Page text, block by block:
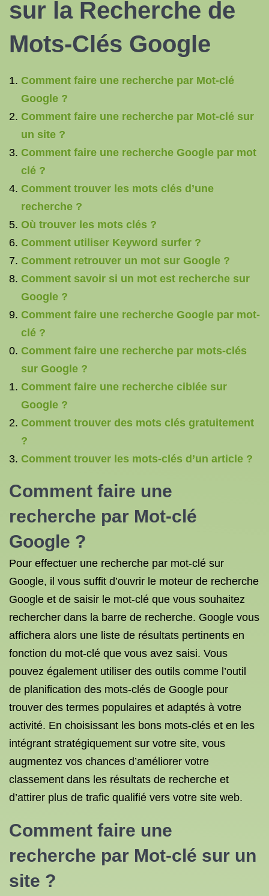
sur la Recherche de
Mots-Clés Google
Comment faire une recherche par Mot-clé
Google ?
Comment faire une recherche par Mot-clé sur
un site ?
Comment faire une recherche Google par mot
clé ?
Comment trouver les mots clés d’une
recherche ?
Où trouver les mots clés ?
Comment utiliser Keyword surfer ?
Comment retrouver un mot sur Google ?
Comment savoir si un mot est recherche sur
Google ?
Comment faire une recherche Google par mot-
clé ?
Comment faire une recherche par mots-clés
sur Google ?
Comment faire une recherche ciblée sur
Google ?
Comment trouver des mots clés gratuitement
?
Comment trouver les mots-clés d’un article ?
Comment faire une
recherche par Mot-clé
Google ?
Pour effectuer une recherche par mot-clé sur
Google, il vous suffit d’ouvrir le moteur de recherche
Google et de saisir le mot-clé que vous souhaitez
rechercher dans la barre de recherche. Google vous
affichera alors une liste de résultats pertinents en
fonction du mot-clé que vous avez saisi. Vous
pouvez également utiliser des outils comme l’outil
de planification des mots-clés de Google pour
trouver des termes populaires et adaptés à votre
activité. En choisissant les bons mots-clés et en les
intégrant stratégiquement sur votre site, vous
augmentez vos chances d’améliorer votre
classement dans les résultats de recherche et
d’attirer plus de trafic qualifié vers votre site web.
Comment faire une
recherche par Mot-clé sur un
site ?